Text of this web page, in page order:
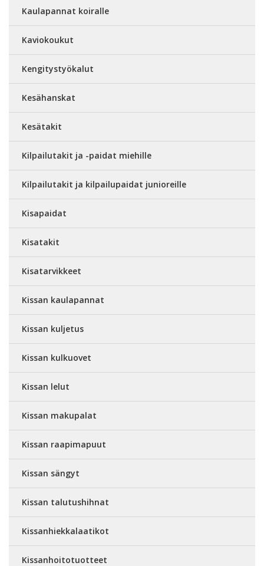
Kaulapannat koiralle
Kaviokoukut
Kengitystyökalut
Kesähanskat
Kesätakit
Kilpailutakit ja -paidat miehille
Kilpailutakit ja kilpailupaidat junioreille
Kisapaidat
Kisatakit
Kisatarvikkeet
Kissan kaulapannat
Kissan kuljetus
Kissan kulkuovet
Kissan lelut
Kissan makupalat
Kissan raapimapuut
Kissan sängyt
Kissan talutushihnat
Kissanhiekkalaatikot
Kissanhoitotuotteet